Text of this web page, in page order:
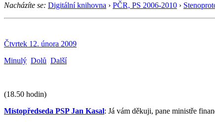
Nacházíte se: Digitální knihovna › PČR, PS 2006-2010 ›
Čtvrtek 12. února 2009
Minulý Dolů Další
(18.50 hodin)
Místopředseda PSP Jan Kasal: Já vám děkuji, pane ministře